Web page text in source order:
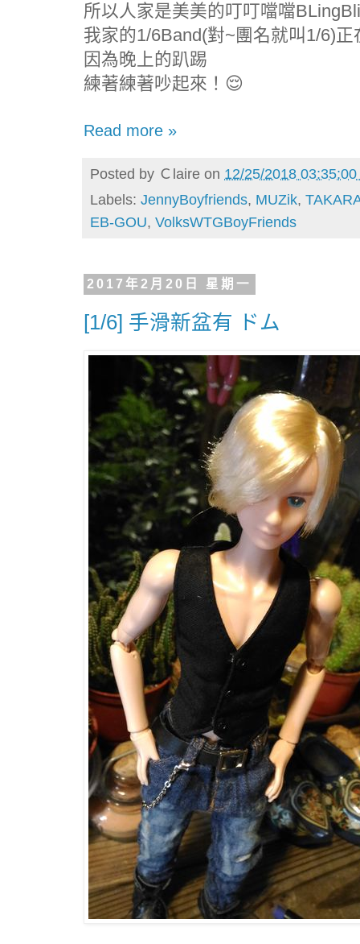
所以人家是美美的叮叮噹噹
我家的1/6Band(對~團名就叫1/6)正
因為晚上的趴踢
練著練著吵起來！😌
Read more »
Posted by Ｃlaire on 12/25/2018
Labels: JennyBoyfriends, MUZik,
EB-GOU, VolksWTGBoyFriends
2017年2月20日 星期一
[1/6] 手滑新盆有 ドム